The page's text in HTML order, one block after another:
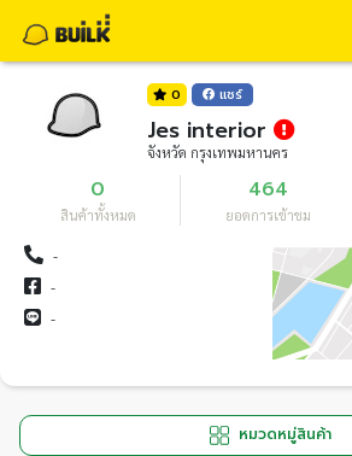
0 แชร์
Jes interior
จังหวัด กรุงเทพมหานคร
0
สินค้าทั้งหมด
464
ยอดการเข้าชม
-
-
-
หมวดหมู่สินค้า